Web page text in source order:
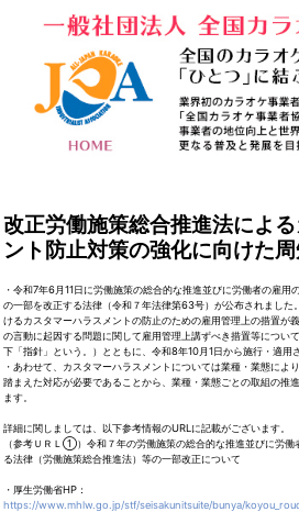
改正労働施策総合推進法によ
ント防止対策の強化に向けた
・令和7年6月11日に労働施策の総合的な推進並びに労働者の雇
の一部を改正する法律（令和７年法律第63号）が公布されまし
けるカスタマーハラスメントの防止のための雇用管理上の措置が
の言動に起因する問題に関して雇用管理上講ずべき措置等につい
下「指針」という。）とともに、令和8年10月1日から施行・適用
・あわせて、カスタマーハラスメントについては業種・業態によ
踏まえた対応が必要であることから、業種・業態ごとの取組の推
ます。
詳細に関しましては、以下参考情報のURLに記載がございます。
（参考ＵＲＬ①）令和７年の労働施策の総合的な推進並びに労
る法律（労働施策総合推進法）等の一部改正について
・厚生労働省HP：
https://www.mhlw.go.jp/stf/seisakunitsuite/bunya/